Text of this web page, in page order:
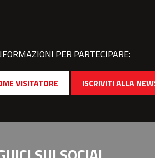
PER PARTECIPARE:
VISITATORE ISCRIVITI ALLA